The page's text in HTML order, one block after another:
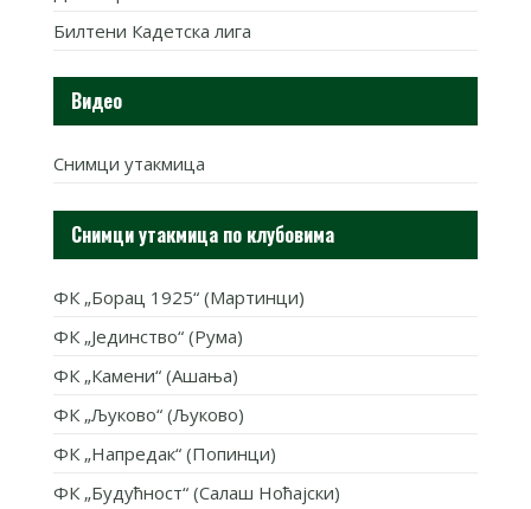
Билтени Кадетска лига
Видео
Снимци утакмица
Снимци утакмица по клубовима
ФК „Борац 1925“ (Мартинци)
ФК „Јединство“ (Рума)
ФК „Камени“ (Ашања)
ФК „Љуково“ (Љуково)
ФК „Напредак“ (Попинци)
ФК „Будућност“ (Салаш Ноћајски)